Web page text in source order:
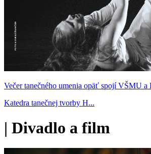
Večer tanečného umenia opäť spojí VŠMU a
Katedra tanečnej tvorby H...
| Divadlo a film